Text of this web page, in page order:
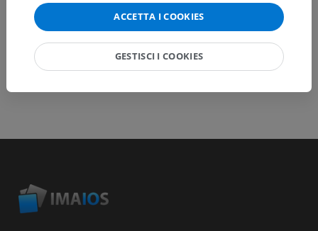
ACCETTA I COOKIES
GESTISCI I COOKIES